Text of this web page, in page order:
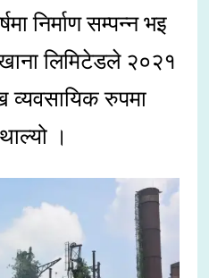
निर्माण सम्पन्न भइ
लिमिटेडले २०२१
व्यवसायिक रुपमा
।